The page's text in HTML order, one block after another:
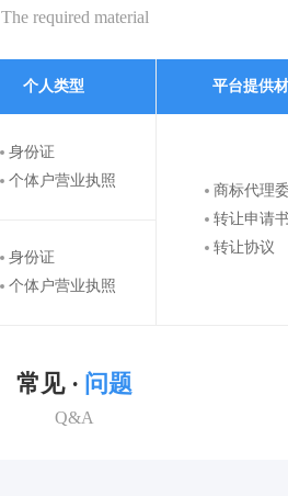
The required material
个人类型 平台提供
身份证
个体户营业执照
商标代理
转让申请书
转让协议
身份证
个体户营业执照
常见 · 问题
Q&A